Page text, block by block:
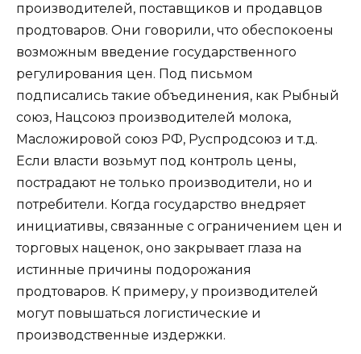
производителей, поставщиков и продавцов
продтоваров. Они говорили, что обеспокоены
возможным введение государственного
регулирования цен. Под письмом
подписались такие объединения, как Рыбный
союз, Нацсоюз производителей молока,
Масложировой союз РФ, Руспродсоюз и т.д.
Если власти возьмут под контроль цены,
пострадают не только производители, но и
потребители. Когда государство внедряет
инициативы, связанные с ограничением цен и
торговых наценок, оно закрывает глаза на
истинные причины подорожания
продтоваров. К примеру, у производителей
могут повышаться логистические и
производственные издержки.